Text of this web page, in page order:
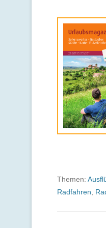
Themen:
Radfahren,